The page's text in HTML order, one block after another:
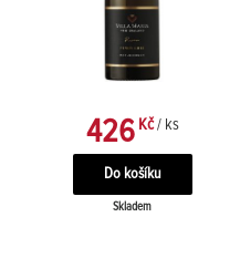
426 Kč / ks
Skladem